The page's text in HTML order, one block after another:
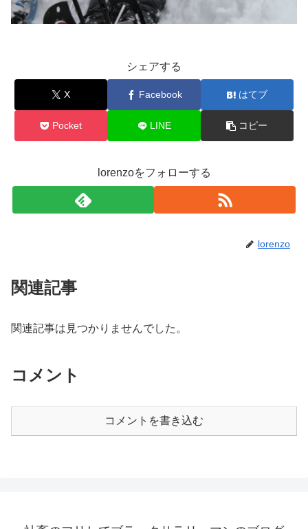
シェアする
X Facebook はてブ
Pocket LINE コピー
lorenzoをフォローする
lorenzo
関連記事
関連記事は見つかりませんでした。
コメント
コメントを書き込む